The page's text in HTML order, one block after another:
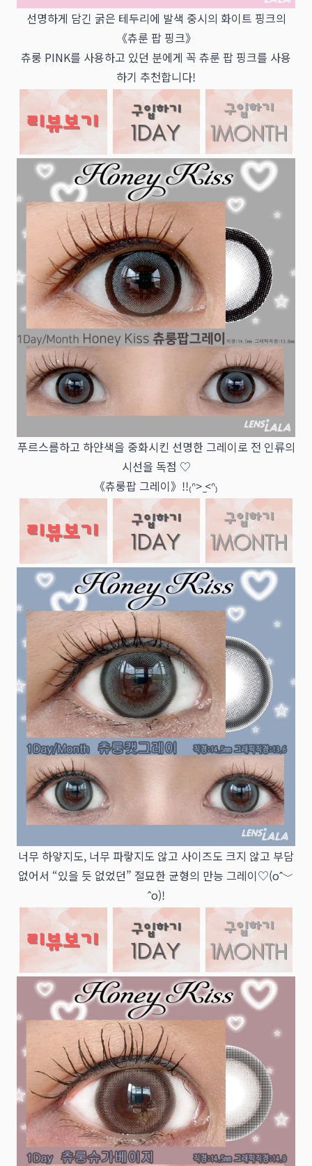
선명하게 담긴 굵은 테두리에 발색 중시의 화이트 핑크의
《츄룬 팝 핑크》
츄룽 PINK를 사용하고 있던 분에게 꼭 츄룬 팝 핑크를 사용
하기 추천합니다!
푸르스름하고 하얀색을 중화시킨 선명한 그레이로 전 인류의
시선을 독점 ♡
《츄룽팝 그레이》!!₍ᐢ> ̫<ᐢ₎
너무 하얗지도, 너무 파랗지도 않고 사이즈도 크지 않고 부담
없어서 “있을 듯 없었던” 절묘한 균형의 만능 그레이♡(oˆ﹀
ˆo)!